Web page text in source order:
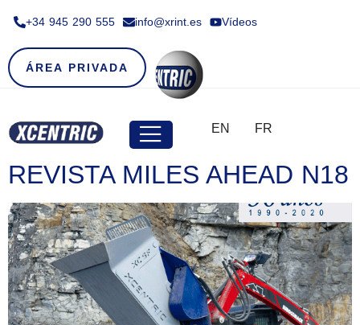
+34 945 290 555​ info@xrint.es Vídeos
ÁREA PRIVADA
EN FR
REVISTA MILES AHEAD N18